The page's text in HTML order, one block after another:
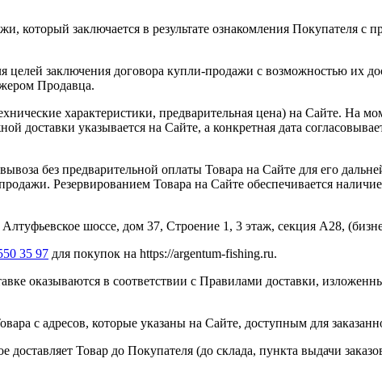
который заключается в результате ознакомления Покупателя
заключения договора купли-продажи с возможностью их
Продавца.
характеристики, предварительная цена) на Сайте. На
доставки указывается на Сайте, а конкретная дата
без предварительной оплаты Товара на Сайте для его
Резервированием Товара на Сайте обеспечивается
шоссе, дом 37, Строение 1, 3 этаж, секция А28,
35 97 для покупок на https://argentum-fishing.ru.
оказываются в соответствии с Правилами доставки,
с адресов, которые указаны на Сайте, доступным для
Товар до Покупателя (до склада, пункта выдачи